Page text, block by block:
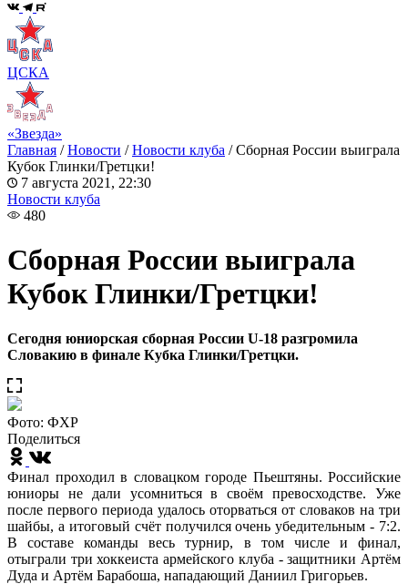
ЦСКА
«Звезда»
Главная /Новости /Новости клуба /Сборная России выиграла
Кубок Глинки/Гретцки!
7 августа 2021, 22:30
Новости клуба
480
Сборная России выиграла
Кубок Глинки/Гретцки!
Сегодня юниорская сборная России U-18 разгромила
Словакию в финале Кубка Глинки/Гретцки.
Фото: ФХР
Поделиться
Финал проходил в словацком городе Пьештяны. Российские
юниоры не дали усомниться в своём превосходстве. Уже
после первого периода удалось оторваться от словаков на три
шайбы, а итоговый счёт получился очень убедительным - 7:2.
В составе команды весь турнир, в том числе и финал,
отыграли три хоккеиста армейского клуба - защитники Артём
Дуда и Артём Барабоша, нападающий Даниил Григорьев.